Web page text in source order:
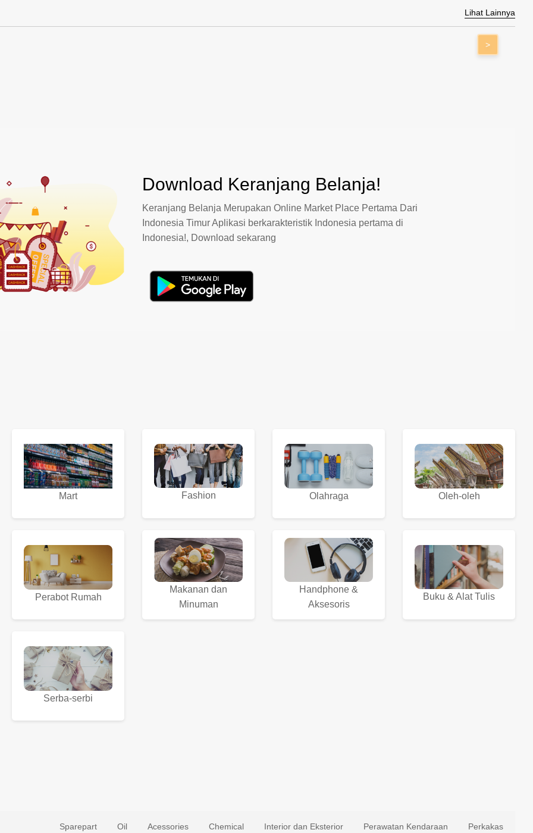
Lihat Lainnya
>
Download Keranjang Belanja!
Keranjang Belanja Merupakan Online Market Place Pertama Dari
Indonesia Timur Aplikasi berkarakteristik Indonesia pertama di
Indonesia!, Download sekarang
Mart Fashion Olahraga Oleh-oleh
Perabot Rumah
Makanan dan
Minuman
Handphone &
Aksesoris
Buku & Alat Tulis
Serba-serbi
Sparepart Oil Acessories Chemical Interior dan Eksterior Perawatan Kendaraan Perkakas